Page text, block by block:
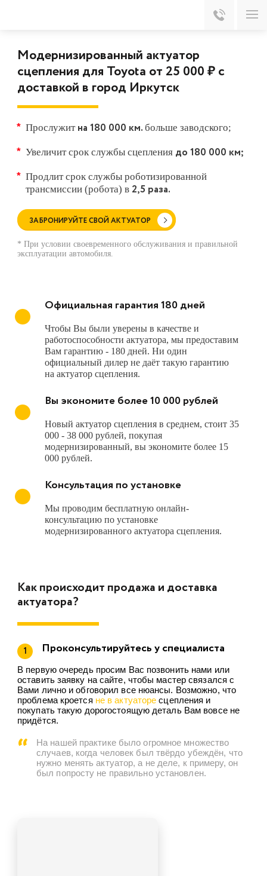
Модернизированный актуатор
сцепления для Toyota от 25 000 ₽ с
доставкой в город Иркутск
Прослужит на 180 000 км. больше заводского;
Увеличит срок службы сцепления до 180 000 км;
Продлит срок службы роботизированной
трансмиссии (робота) в 2,5 раза.
ЗАБРОНИРУЙТЕ СВОЙ АКТУАТОР
* При условии своевременного обслуживания и правильной
эксплуатации автомобиля.
Официальная гарантия 180 дней
Чтобы Вы были уверены в качестве и
работоспособности актуатора, мы предоставим
Вам гарантию - 180 дней. Ни один
официальный дилер не даёт такую гарантию
на актуатор сцепления.
Вы экономите более 10 000 рублей
Новый актуатор сцепления в среднем, стоит 35
000 - 38 000 рублей, покупая
модернизированный, вы экономите более 15
000 рублей.
Консультация по установке
Мы проводим бесплатную онлайн-
консультацию по установке
модернизированного актуатора сцепления.
Как происходит продажа и доставка
актуатора?
1 Проконсультируйтесь у специалиста
В первую очередь просим Вас позвонить нами или
оставить заявку на сайте, чтобы мастер связался с
Вами лично и обговорил все нюансы. Возможно, что
проблема кроется не в актуаторе сцепления и
покупать такую дорогостоящую деталь Вам вовсе не
придётся.
На нашей практике было огромное множество
случаев, когда человек был твёрдо убеждён, что
нужно менять актуатор, а не деле, к примеру, он
был попросту не правильно установлен.